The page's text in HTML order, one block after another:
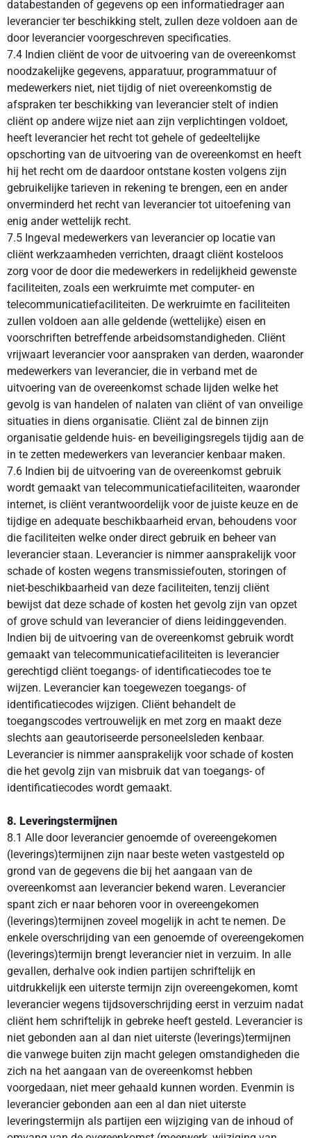
databestanden of gegevens op een informatiedrager aan
leverancier ter beschikking stelt, zullen deze voldoen aan de
door leverancier voorgeschreven specificaties.
7.4 Indien cliënt de voor de uitvoering van de overeenkomst
noodzakelijke gegevens, apparatuur, programmatuur of
medewerkers niet, niet tijdig of niet overeenkomstig de
afspraken ter beschikking van leverancier stelt of indien
cliënt op andere wijze niet aan zijn verplichtingen voldoet,
heeft leverancier het recht tot gehele of gedeeltelijke
opschorting van de uitvoering van de overeenkomst en heeft
hij het recht om de daardoor ontstane kosten volgens zijn
gebruikelijke tarieven in rekening te brengen, een en ander
onverminderd het recht van leverancier tot uitoefening van
enig ander wettelijk recht.
7.5 Ingeval medewerkers van leverancier op locatie van
cliënt werkzaamheden verrichten, draagt cliënt kosteloos
zorg voor de door die medewerkers in redelijkheid gewenste
faciliteiten, zoals een werkruimte met computer- en
telecommunicatiefaciliteiten. De werkruimte en faciliteiten
zullen voldoen aan alle geldende (wettelijke) eisen en
voorschriften betreffende arbeidsomstandigheden. Cliënt
vrijwaart leverancier voor aanspraken van derden, waaronder
medewerkers van leverancier, die in verband met de
uitvoering van de overeenkomst schade lijden welke het
gevolg is van handelen of nalaten van cliënt of van onveilige
situaties in diens organisatie. Cliënt zal de binnen zijn
organisatie geldende huis- en beveiligingsregels tijdig aan de
in te zetten medewerkers van leverancier kenbaar maken.
7.6 Indien bij de uitvoering van de overeenkomst gebruik
wordt gemaakt van telecommunicatiefaciliteiten, waaronder
internet, is cliënt verantwoordelijk voor de juiste keuze en de
tijdige en adequate beschikbaarheid ervan, behoudens voor
die faciliteiten welke onder direct gebruik en beheer van
leverancier staan. Leverancier is nimmer aansprakelijk voor
schade of kosten wegens transmissiefouten, storingen of
niet-beschikbaarheid van deze faciliteiten, tenzij cliënt
bewijst dat deze schade of kosten het gevolg zijn van opzet
of grove schuld van leverancier of diens leidinggevenden.
Indien bij de uitvoering van de overeenkomst gebruik wordt
gemaakt van telecommunicatiefaciliteiten is leverancier
gerechtigd cliënt toegangs- of identificatiecodes toe te
wijzen. Leverancier kan toegewezen toegangs- of
identificatiecodes wijzigen. Cliënt behandelt de
toegangscodes vertrouwelijk en met zorg en maakt deze
slechts aan geautoriseerde personeelsleden kenbaar.
Leverancier is nimmer aansprakelijk voor schade of kosten
die het gevolg zijn van misbruik dat van toegangs- of
identificatiecodes wordt gemaakt.
8. Leveringstermijnen
8.1 Alle door leverancier genoemde of overeengekomen
(leverings)termijnen zijn naar beste weten vastgesteld op
grond van de gegevens die bij het aangaan van de
overeenkomst aan leverancier bekend waren. Leverancier
spant zich er naar behoren voor in overeengekomen
(leverings)termijnen zoveel mogelijk in acht te nemen. De
enkele overschrijding van een genoemde of overeengekomen
(leverings)termijn brengt leverancier niet in verzuim. In alle
gevallen, derhalve ook indien partijen schriftelijk en
uitdrukkelijk een uiterste termijn zijn overeengekomen, komt
leverancier wegens tijdsoverschrijding eerst in verzuim nadat
cliënt hem schriftelijk in gebreke heeft gesteld. Leverancier is
niet gebonden aan al dan niet uiterste (leverings)termijnen
die vanwege buiten zijn macht gelegen omstandigheden die
zich na het aangaan van de overeenkomst hebben
voorgedaan, niet meer gehaald kunnen worden. Evenmin is
leverancier gebonden aan een al dan niet uiterste
leveringstermijn als partijen een wijziging van de inhoud of